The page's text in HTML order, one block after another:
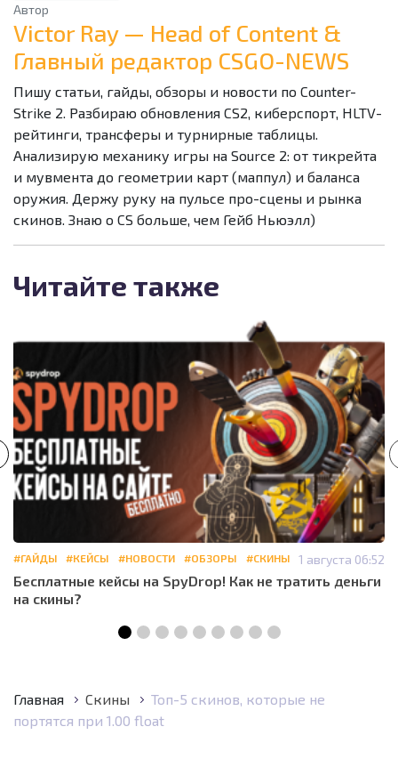
Автор
Victor Ray — Head of Content &
Главный редактор CSGO-NEWS
Пишу статьи, гайды, обзоры и новости по Counter-
Strike 2. Разбираю обновления CS2, киберспорт, HLTV-
рейтинги, трансферы и турнирные таблицы.
Анализирую механику игры на Source 2: от тикрейта
и мувмента до геометрии карт (маппул) и баланса
оружия. Держу руку на пульсе про-сцены и рынка
скинов. Знаю о CS больше, чем Гейб Ньюэлл)
Читайте также
#ГАЙДЫ #КЕЙСЫ #НОВОСТИ #ОБЗОРЫ #СКИНЫ 1 августа 06:52
Бесплатные кейсы на SpyDrop! Как не тратить деньги
на скины?
Главная Скины
Топ-5 скинов, которые не
портятся при 1.00 float